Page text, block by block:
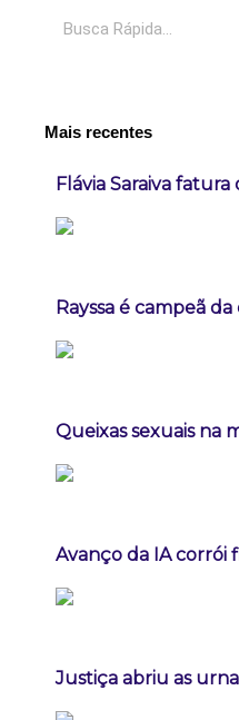
Mais recentes
Flávia Saraiva
Rayssa é campeã
Queixas sexuais na
Avanço da IA corrói
Justiça abriu as